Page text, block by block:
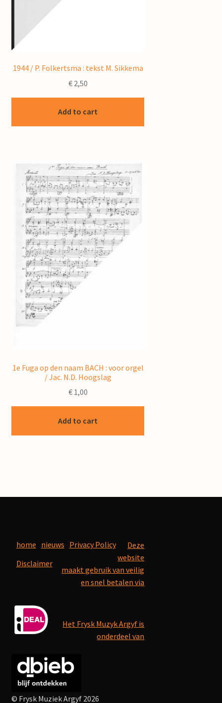
1944 / P. Folkertsma : tekst M. Sikkema
€2,50
Add to cart
1e Fuga op den naam BACH : voor orgel
/ Jac. N.D. Hoogslag
€1,00
Add to cart
home nieuws Privacy Policy
Disclaimer
Deze
website
maakt gebruik van veilig
en snel betalen via
Het Frysk Muzyk Argyf is
onderdeel van
© Frysk Muziek Argyf 2026